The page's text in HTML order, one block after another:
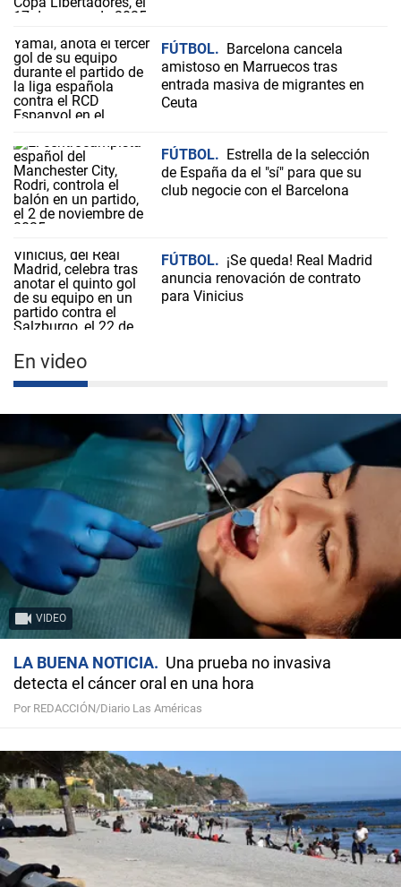
FÚTBOL
Barcelona cancela
amistoso en Marruecos tras
entrada masiva de migrantes en
Ceuta
FÚTBOL
Estrella de la selección
de España da el "sí" para que su
club negocie con el Barcelona
FÚTBOL
¡Se queda! Real Madrid
anuncia renovación de contrato
para Vinicius
En video
VIDEO
LA BUENA NOTICIA
Una prueba no invasiva
detecta el cáncer oral en una hora
Por REDACCIÓN/Diario Las Américas